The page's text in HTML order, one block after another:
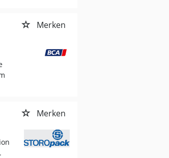
Merken
Merken